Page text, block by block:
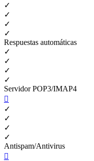
✓
✓
✓
✓
Respuestas automáticas
✓
✓
✓
✓
Servidor POP3/IMAP4

✓
✓
✓
✓
Antispam/Antivirus
